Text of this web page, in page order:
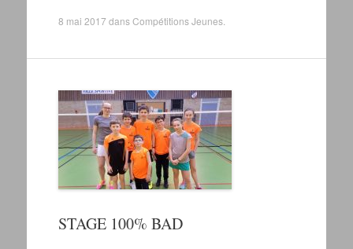
8 mai 2017 dansCompétitions Jeunes.
STAGE 100% BAD